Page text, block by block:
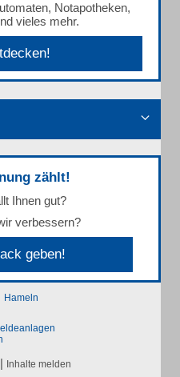
Notapotheken,
vieles mehr.
zählt!
Ihnen gut?
verbessern?
geben!
Hameln
| Inhalte melden